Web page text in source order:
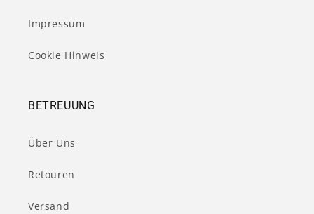
Impressum
Cookie Hinweis
BETREUUNG
Über Uns
Retouren
Versand